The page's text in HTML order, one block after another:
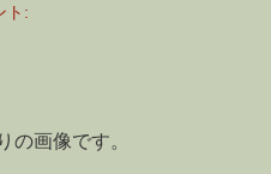
ト:
画像です。